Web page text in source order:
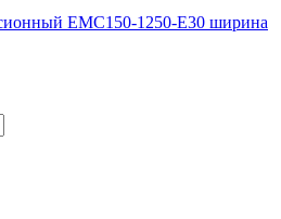
EMC150-1250-E30 ширина